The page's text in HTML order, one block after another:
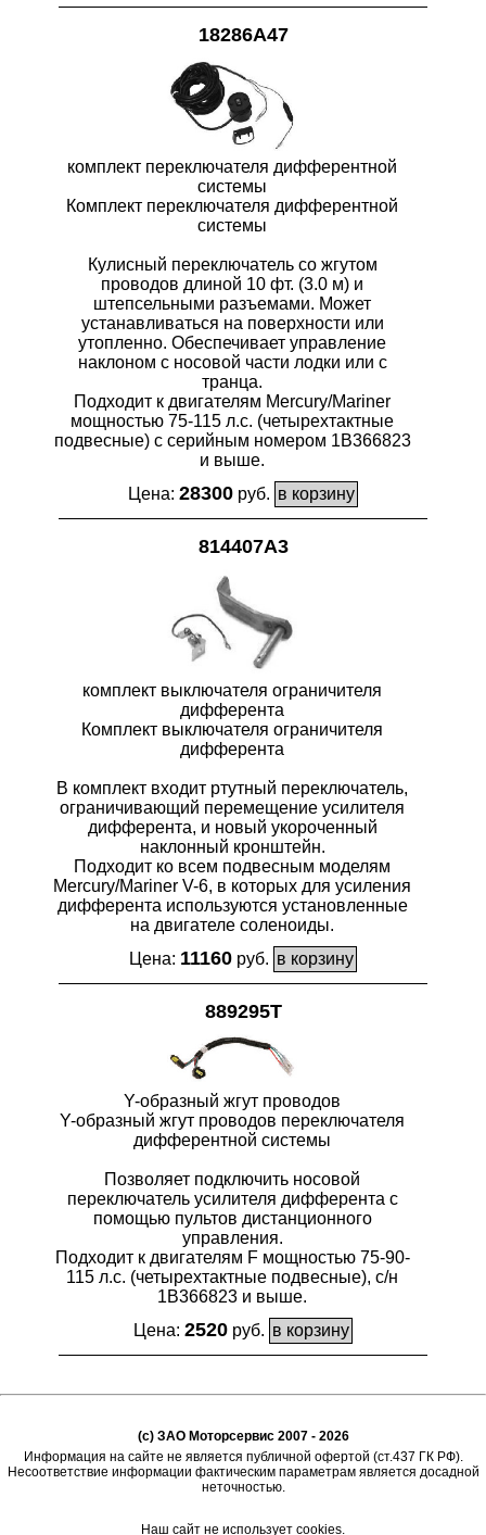
18286A47
комплект переключателя дифферентной
системы
Комплект переключателя дифферентной
системы
Кулисный переключатель со жгутом
проводов длиной 10 фт. (3.0 м) и
штепсельными разъемами. Может
устанавливаться на поверхности или
утопленно. Обеспечивает управление
наклоном с носовой части лодки или с
транца.
Подходит к двигателям Mercury/Mariner
мощностью 75-115 л.с. (четырехтактные
подвесные) с серийным номером 1B366823
и выше.
Цена: 28300 руб.
814407A3
комплект выключателя ограничителя
дифферента
Комплект выключателя ограничителя
дифферента
В комплект входит ртутный переключатель,
ограничивающий перемещение усилителя
дифферента, и новый укороченный
наклонный кронштейн.
Подходит ко всем подвесным моделям
Mercury/Mariner V-6, в которых для усиления
дифферента используются установленные
на двигателе соленоиды.
Цена: 11160 руб.
889295T
Y-образный жгут проводов
Y-образный жгут проводов переключателя
дифферентной системы
Позволяет подключить носовой
переключатель усилителя дифферента с
помощью пультов дистанционного
управления.
Подходит к двигателям F мощностью 75-90-
115 л.с. (четырехтактные подвесные), с/н
1B366823 и выше.
Цена: 2520 руб.
(c) ЗАО Моторсервис 2007 - 2026
Информация на сайте не является публичной офертой (ст.437 ГК РФ).
Несоответствие информации фактическим параметрам является досадной
неточностью.
Наш сайт не использует cookies.